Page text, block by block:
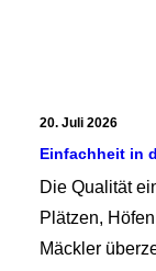
20. Juli 2026
Einfachheit in
Die Qualität
Plätzen,
Mäckler